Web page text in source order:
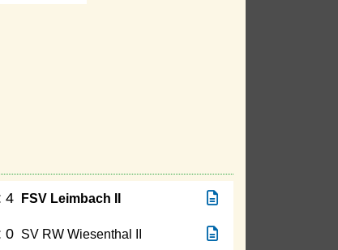
4 FSV Leimbach II
0 SV RW Wiesenthal II